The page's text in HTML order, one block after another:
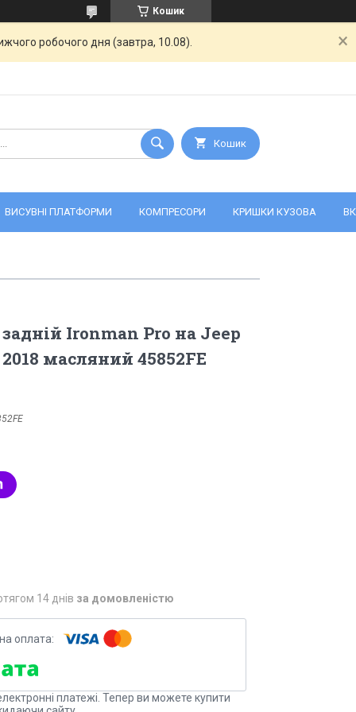
Кошик
робочого дня (завтра, 10.08).
Кошик
ВИСУВНІ ПЛАТФОРМИ КОМПРЕСОРИ КРИШКИ КУЗОВА
Ironman Pro на Jeep
масляний 45852FE
14 днів за домовленістю
платежі. Тепер ви можете купити